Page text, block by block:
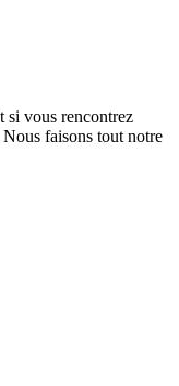
si vous rencontrez
faisons tout notre